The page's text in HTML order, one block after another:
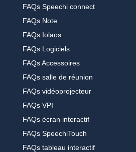
FAQs Speechi connect
FAQs Note
FAQs Iolaos
FAQs Logiciels
FAQs Accessoires
FAQs salle de réunion
FAQs vidéoprojecteur
FAQs VPI
FAQs écran interactif
FAQs SpeechiTouch
FAQs tableau interactif